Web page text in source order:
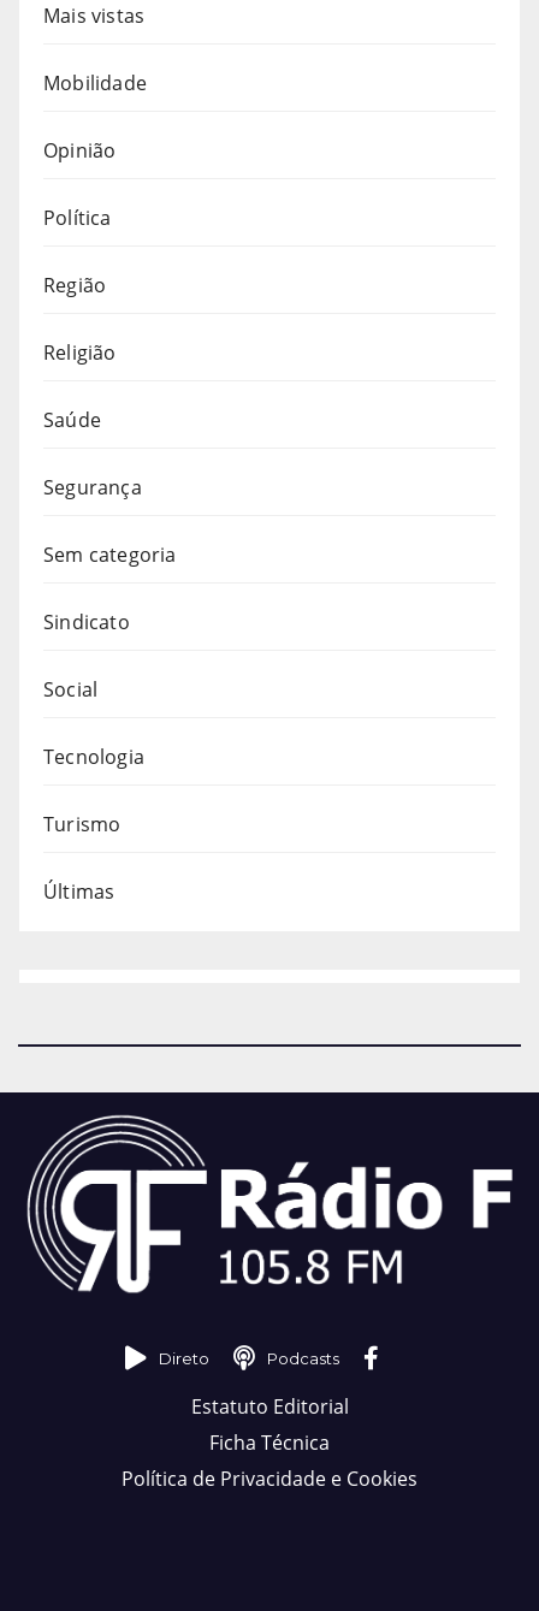
Mais vistas
Mobilidade
Opinião
Política
Região
Religião
Saúde
Segurança
Sem categoria
Sindicato
Social
Tecnologia
Turismo
Últimas
Direto Podcasts
Estatuto Editorial
Ficha Técnica
Política de Privacidade e Cookies